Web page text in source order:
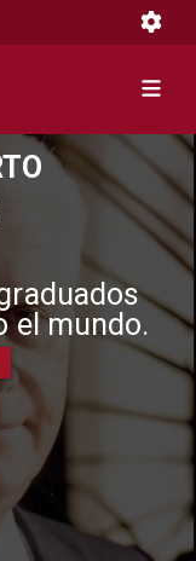
el mundo.